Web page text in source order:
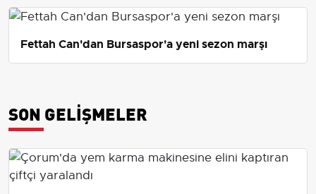
Fettah Can'dan Bursaspor'a yeni sezon marşı
SON GELIŞMELER